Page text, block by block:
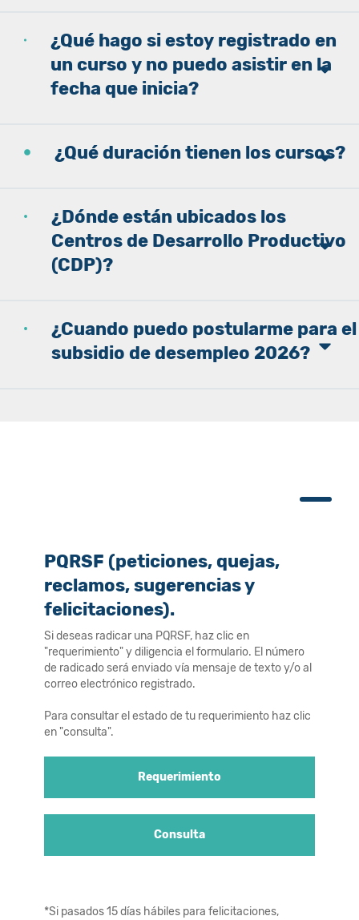
¿Qué hago si estoy registrado en
un curso y no puedo asistir en la
fecha que inicia?
¿Qué duración tienen los cursos?
¿Dónde están ubicados los
Centros de Desarrollo Productivo
(CDP)?
¿Cuando puedo postularme para el
subsidio de desempleo 2026?
PQRSF (peticiones, quejas,
reclamos, sugerencias y
felicitaciones).
Si deseas radicar una PQRSF, haz clic en
"requerimiento" y diligencia el formulario. El número
de radicado será enviado vía mensaje de texto y/o al
correo electrónico registrado.
Para consultar el estado de tu requerimiento haz clic
en "consulta".
Requerimiento
Consulta
*Si pasados 15 días hábiles para felicitaciones,